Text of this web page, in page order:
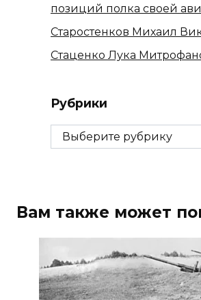
позиций полка своей
Старостенков Михаил
Стаценко Лука
Рубрики
Рубрики
Вам также может